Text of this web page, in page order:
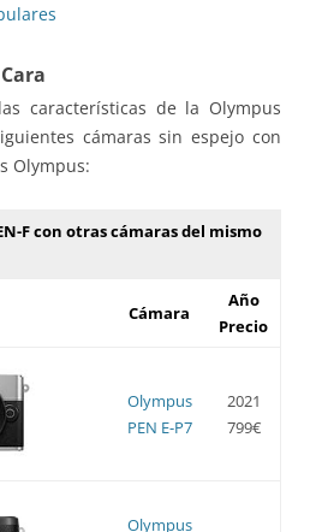
características de la Olympus
cámaras sin espejo con
Olympus:
F con otras cámaras del mismo
Cámara
Año
Precio
Olympus
PEN E-P7
2021
799€
Olympus